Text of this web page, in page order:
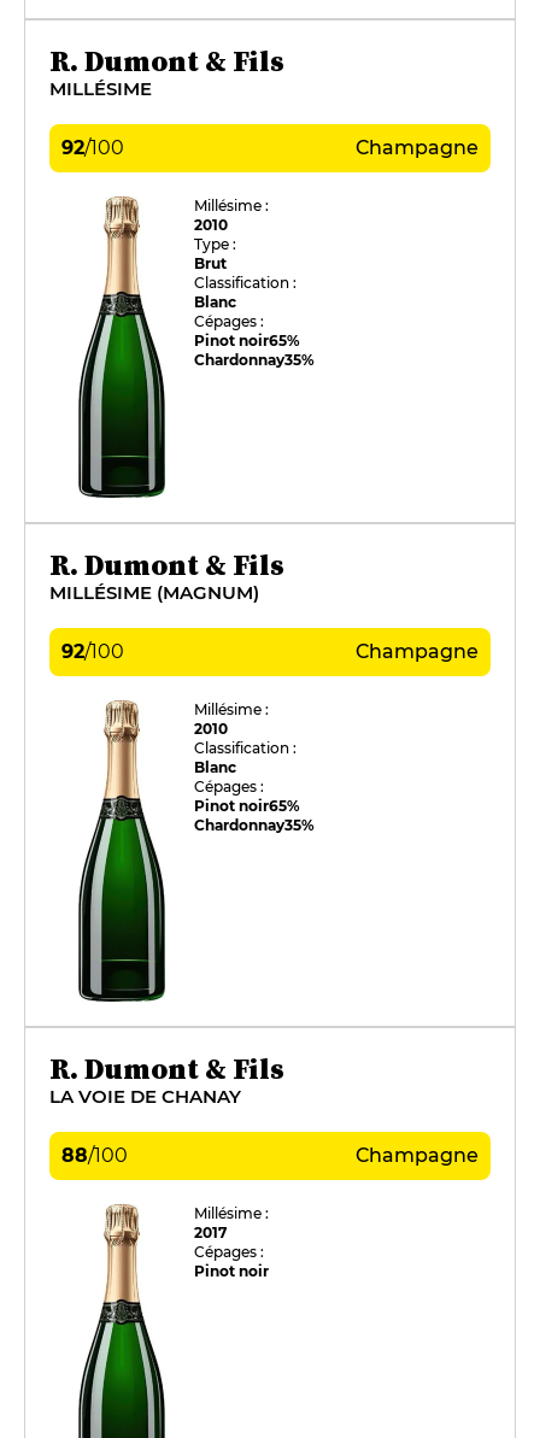
R. Dumont & Fils
MILLÉSIME
92/100 Champagne
Millésime :
2010
Type :
Brut
Classification :
Blanc
Cépages :
Pinot noir65%
Chardonnay35%
R. Dumont & Fils
MILLÉSIME (MAGNUM)
92/100 Champagne
Millésime :
2010
Classification :
Blanc
Cépages :
Pinot noir65%
Chardonnay35%
R. Dumont & Fils
LA VOIE DE CHANAY
88/100 Champagne
Millésime :
2017
Cépages :
Pinot noir